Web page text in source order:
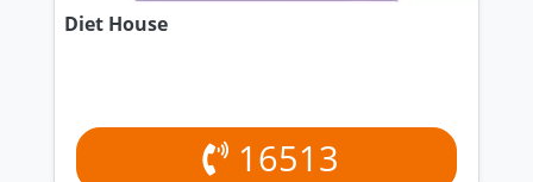
Diet House
16513